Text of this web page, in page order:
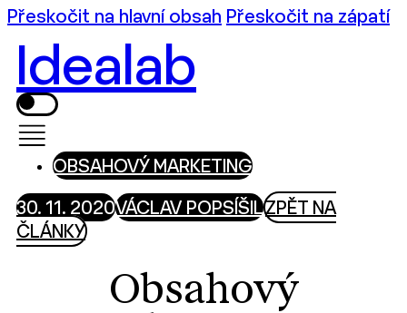
Přeskočit na hlavní obsah Přeskočit na zápatí
Idealab
OBSAHOVÝ MARKETING
30. 11. 2020VÁCLAV POPSÍŠILZPĚT NA
ČLÁNKY
Obsahový